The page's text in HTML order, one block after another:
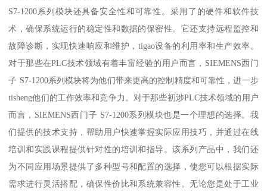
S7-1200系列模块还具备安全性和可靠性。采用了的硬件和软件技
术，确保系统运行的稳定性和数据的保密性。它还支持远程监控和
故障诊断，实现快速响应和维护，tigao设备的利用率和生产效率。
对于那些在PLC技术领域有着丰富经验的用户而言，SIEMENS西门
子 S7-1200系列模块将为他们带来更高的控制精度和可靠性，进一步
tisheng他们的工作效率和竞争力。对于那些初涉PLC技术领域的用户
而言，SIEMENS西门子 S7-1200系列模块也是一个理想的选择。我
们提供的技术支持，帮助用户快速掌握实际应用技巧，并通过在线
培训和实践课程提供针对性的培训和指导。该系列产品中，我们还
为不同应用场景提供了多种型号和配置的选择，使您可以根据实际
需求进行灵活搭配，确保性价比和系统兼容性。无论您是处于工业